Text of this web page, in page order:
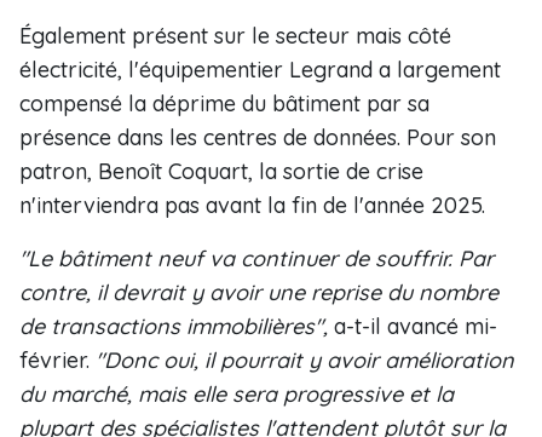
Également présent sur le secteur mais côté
électricité, l'équipementier Legrand a largement
compensé la déprime du bâtiment par sa
présence dans les centres de données. Pour son
patron, Benoît Coquart, la sortie de crise
n'interviendra pas avant la fin de l'année 2025.
"Le bâtiment neuf va continuer de souffrir. Par
contre, il devrait y avoir une reprise du nombre
de transactions immobilières", a-t-il avancé mi-
février. "Donc oui, il pourrait y avoir amélioration
du marché, mais elle sera progressive et la
plupart des spécialistes l'attendent plutôt sur la